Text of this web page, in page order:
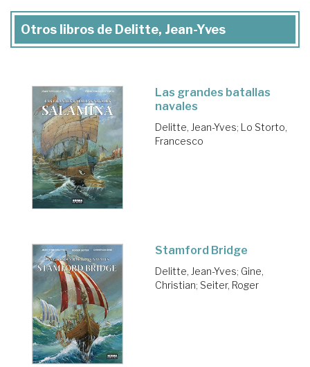
Otros libros de Delitte, Jean-Yves
Las grandes batallas
navales
Delitte, Jean-Yves; Lo Storto,
Francesco
Stamford Bridge
Delitte, Jean-Yves; Gine,
Christian; Seiter, Roger